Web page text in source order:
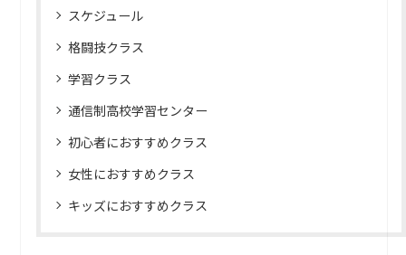
スケジュール
格闘技クラス
学習クラス
通信制高校学習センター
初心者におすすめクラス
女性におすすめクラス
キッズにおすすめクラス